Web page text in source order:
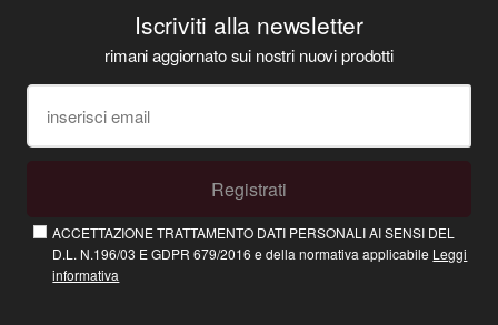
Iscriviti alla newsletter
rimani aggiornato sui nostri nuovi prodotti
Registrati
ACCETTAZIONE TRATTAMENTO DATI PERSONALI AI SENSI DEL
D.L. N.196/03 E GDPR 679/2016 e della normativa applicabile Leggi
informativa